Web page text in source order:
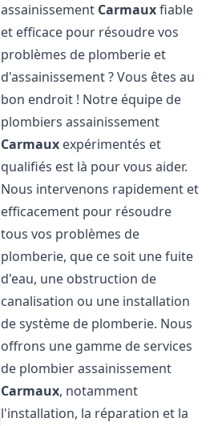
assainissement Carmauxfiable
et efficace pour résoudre vos
problèmes de plomberie et
d'assainissement ? Vous êtes au
bon endroit ! Notre équipe de
plombiers assainissement
Carmaux expérimentés et
qualifiés est là pour vous aider.
Nous intervenons rapidement et
efficacement pour résoudre
tous vos problèmes de
plomberie, que ce soit une fuite
d'eau, une obstruction de
canalisation ou une installation
de système de plomberie. Nous
offrons une gamme de services
de plombier assainissement
Carmaux, notamment
l'installation, la réparation et la